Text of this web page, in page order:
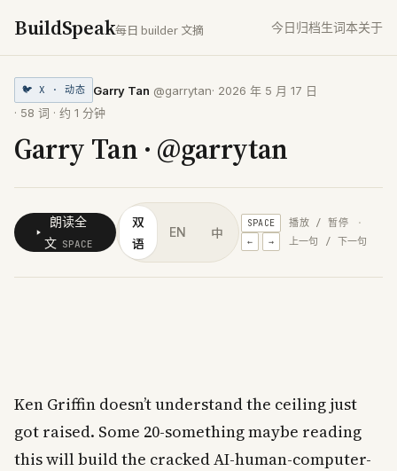
BuildSpeak每日 builder 文摘 今日归档生词本关于
🐦 X · 动态 Garry Tan @garrytan· 2026 年 5 月 17 日
· 58 词 · 约 1 分钟
Garry Tan · @garrytan
朗读全
文 SPACE
双
语
EN 中
SPACE 播放 / 暂停 ·
← → 上一句 / 下一句
Ken Griffin doesn’tunderstandthe ceiling just
got raised. Some 20-somethingmaybe reading
thiswillbuildthe crackedAI-human-computer-